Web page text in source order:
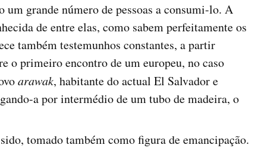
um grande número de pessoas a consumi-lo. A
de entre elas, como sabem perfeitamente os
também testemunhos constantes, a partir
o primeiro encontro de um europeu, no caso
arawak, habitante do actual El Salvador e
a por intermédio de um tubo de madeira, o
tomado também como figura de emancipação.